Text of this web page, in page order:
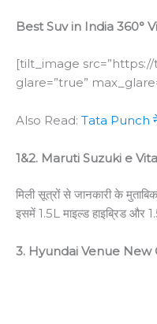
Best Suv in India 360°
[tilt_image
glare=”true”
Also Read: Tata Punch ने
1&2. Maruti Suzuki e
मिली सूत्रों से जानकारी के
इसमें 1.5L माइल्ड हाइब्रिड और
3. Hyundai Venue New